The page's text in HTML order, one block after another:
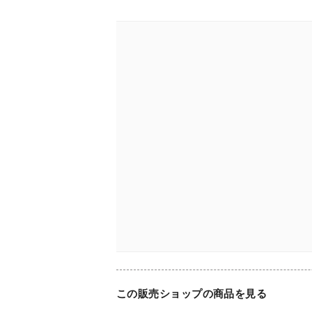
この販売ショップの商品を見る